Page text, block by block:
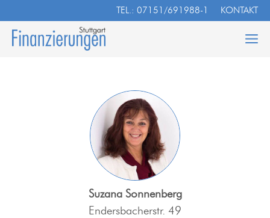
Inhalt
springen
TEL.: 07151/691988-1 KONTAKT
Suzana Sonnenberg
Endersbacherstr. 49